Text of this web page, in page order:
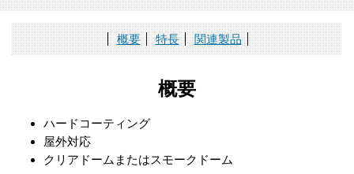
概要 特長 関連製品
概要
ハードコーティング
屋外対応
クリアドームまたはスモークドーム